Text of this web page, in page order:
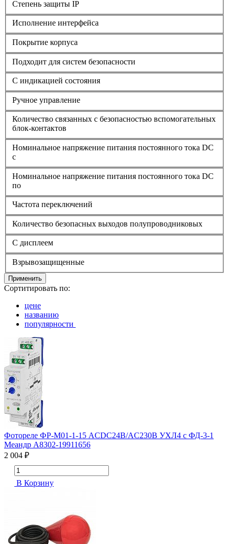
Степень защиты IP
Исполнение интерфейса
Покрытие корпуса
Подходит для систем безопасности
С индикацией состояния
Ручное управление
Количество связанных с безопасностью вспомогательных
блок-контактов
Номинальное напряжение питания постоянного тока DC
с
Номинальное напряжение питания постоянного тока DC
по
Частота переключений
Количество безопасных выходов полупроводниковых
С дисплеем
Взрывозащищенные
Применить
Сортитировать по:
цене
названию
популярности
Фотореле ФР-М01-1-15 ACDC24В/AC230В УХЛ4 с ФД-3-1
Меандр A8302-19911656
2 004 ₽
В Корзину